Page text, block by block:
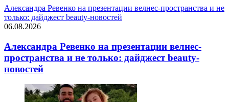
Александра Ревенко на презентации велнес-пространства и не
только: дайджест beauty-новостей
06.08.2026
Александра Ревенко на презентации велнес-
пространства и не только: дайджест beauty-
новостей